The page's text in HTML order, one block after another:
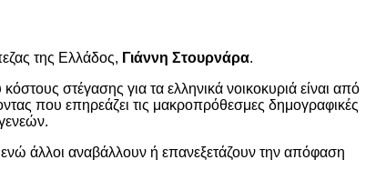
της Ελλάδος, Γιάννη Στουρνάρα.
στέγασης για τα ελληνικά νοικοκυριά είναι από
που επηρεάζει τις μακροπρόθεσμες δημογραφικές
ενώ άλλοι αναβάλλουν ή επανεξετάζουν την απόφαση